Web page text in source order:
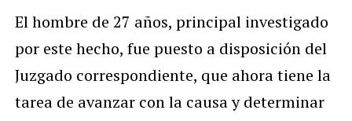
El hombre de 27 años, principal investigado
por este hecho, fue puesto a disposición del
Juzgado correspondiente, que ahora tiene la
tarea de avanzar con la causa y determinar